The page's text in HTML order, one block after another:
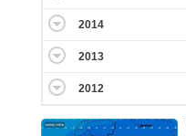
2014
2013
2012